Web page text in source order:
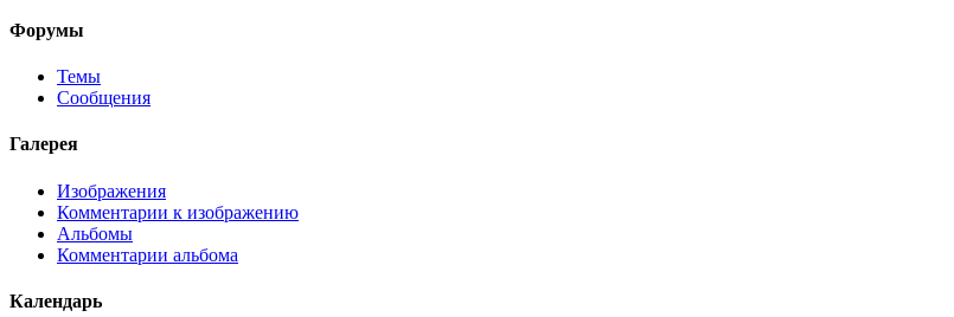
Форумы
Темы
Сообщения
Галерея
Изображения
Комментарии к изображению
Альбомы
Комментарии альбома
Календарь